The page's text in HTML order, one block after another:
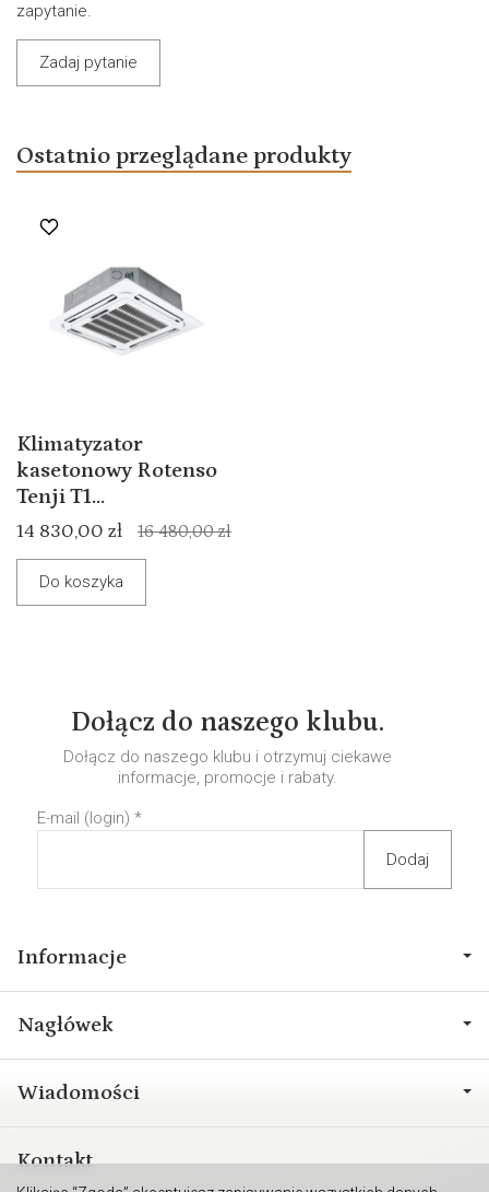
zapytanie.
Zadaj pytanie
Ostatnio przeglądane produkty
Klimatyzator
kasetonowy Rotenso
Tenji T1...
14 830,00 zł 16 480,00 zł
Do koszyka
Dołącz do naszego klubu.
Dołącz do naszego klubu i otrzymuj ciekawe
informacje, promocje i rabaty.
E-mail (login) *
Informacje
Nagłówek
Wiadomości
Kontakt